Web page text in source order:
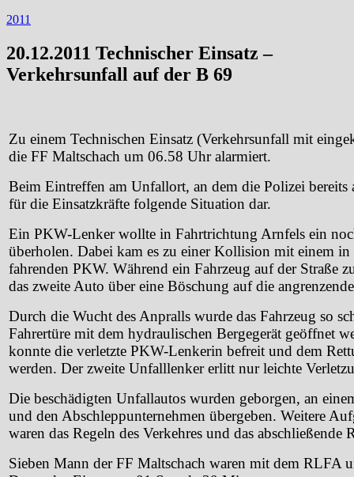
2011
20.12.2011 Technischer Einsatz –
Verkehrsunfall auf der B 69
Zu einem Technischen Einsatz (Verkehrsunfall mit
die FF Maltschach um 06.58 Uhr alarmiert.
Beim Eintreffen am Unfallort, an dem die Polizei bereits
für die Einsatzkräfte folgende Situation dar.
Ein PKW-Lenker wollte in Fahrtrichtung Arnfels ein
überholen. Dabei kam es zu einer Kollision mit einem
fahrenden PKW. Während ein Fahrzeug auf der Straße
das zweite Auto über eine Böschung auf die
Durch die Wucht des Anpralls wurde das Fahrzeug so
Fahrertüre mit dem hydraulischen Bergegerät geöffnet
konnte die verletzte PKW-Lenkerin befreit und dem
werden. Der zweite Unfalllenker erlitt nur leichte
Die beschädigten Unfallautos wurden geborgen, an
und den Abschleppunternehmen übergeben. Weitere
waren das Regeln des Verkehres und das abschließende
Sieben Mann der FF Maltschach waren mit dem RLFA